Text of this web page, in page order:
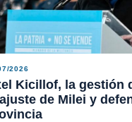
2026
Kicillof, la gestión
de Milei y